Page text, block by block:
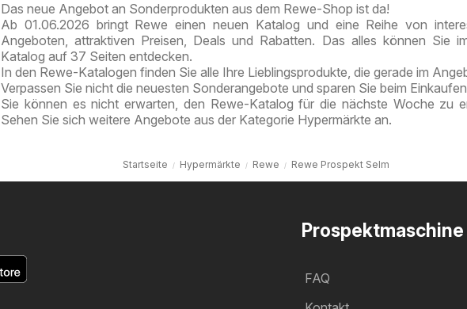
Das neue Angebot an Sonderprodukten aus dem Rewe-Shop ist da!
Ab 01.06.2026 bringt Rewe einen neuen Katalog und eine Reihe von
Angeboten, attraktiven Preisen, Deals und Rabatten. Das alles können Sie
Katalog auf 37 Seiten entdecken.
In den Rewe-Katalogen finden Sie alle Ihre Lieblingsprodukte, die gerade im
Verpassen Sie nicht die neuesten Sonderangebote und sparen Sie beim
Sie können es nicht erwarten, den Rewe-Katalog für die nächste Woche zu
Sehen Sie sich weitere Angebote aus der Kategorie Hypermärkte an.
Startseite Hypermärkte Rewe Rewe Prospekt Selm
Prospektmaschine
FAQ